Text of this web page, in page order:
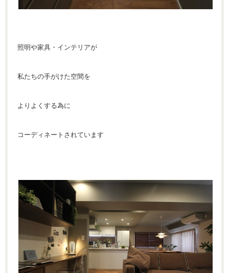
照明や家具・インテリアが
私たちの手がけた空間を
よりよくする為に
コーディネートされています